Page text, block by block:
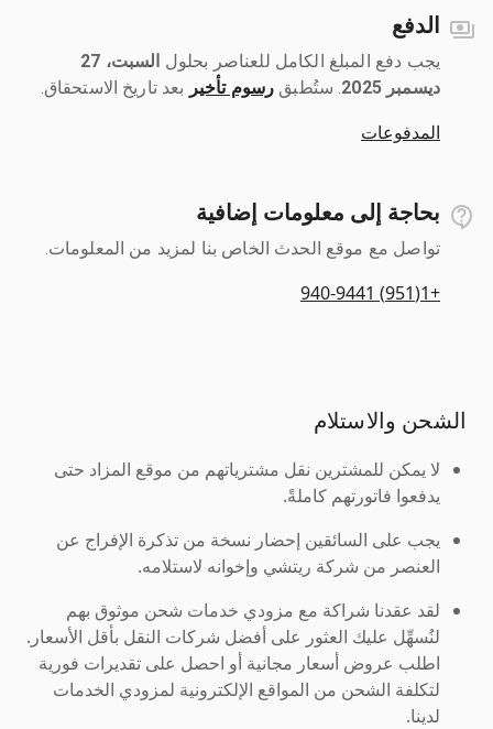
الدفع
يجب دفع المبلغ الكامل للعناصر بحلول ‎
السبت، 27
ديسمبر 2025
‎. ستُطبق رسوم تأخير بعد تاريخ الاستحقاق.
المدفوعات
بحاجة إلى معلومات إضافية
تواصل مع موقع الحدث الخاص بنا لمزيد من المعلومات.
+1(951) 940-9441
الشحن والاستلام
لا يمكن للمشترين نقل مشترياتهم من موقع المزاد حتى
يدفعوا فاتورتهم كاملةً.
يجب على السائقين إحضار نسخة من تذكرة الإفراج عن
العنصر من شركة ريتشي وإخوانه لاستلامه.
لقد عقدنا شراكة مع مزودي خدمات شحن موثوق بهم
لنُسهِّل عليك العثور على أفضل شركات النقل بأقل الأسعار.
اطلب عروض أسعار مجانية أو احصل على تقديرات فورية
لتكلفة الشحن من المواقع الإلكترونية لمزودي الخدمات
لدينا.